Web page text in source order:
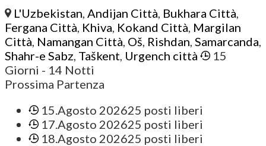
L'Uzbekistan Andijan Città Bukhara Città
Fergana Città Khiva Kokand Città Margilan
Città Namangan Città Oš Rishdan Samarcanda
Shahr-e Sabz Taškent Urgench città
15
Giorni - 14 Notti
Prossima Partenza
15.Agosto 202625 posti liberi
17.Agosto 202625 posti liberi
18.Agosto 202625 posti liberi